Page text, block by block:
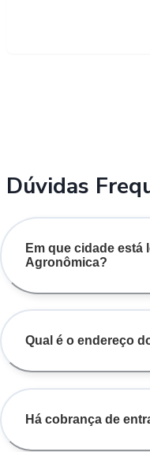
Dúvidas
Em que cidade está
Agronômica?
Qual é o endereço
Há cobrança de